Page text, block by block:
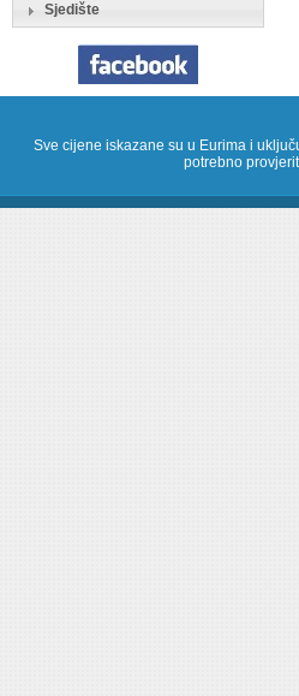
Sjedište
Sve cijene iskazane su u Eurima i
potrebno